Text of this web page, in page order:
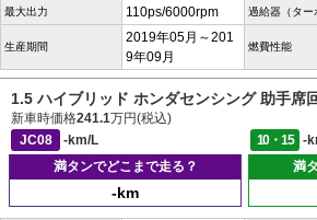
最大出力 110ps/6000rpm 過給器（ター
生産期間
2019年05月～201
9年09月
燃費性能
1.5 ハイブリッド ホンダセンシング 助手席
新車時価格241.1万円(税込)
JC08
-km/L 10・15
-
満タンでどこまで走る？
-km
満